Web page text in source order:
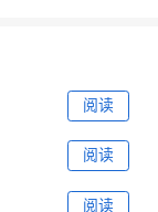
阅读
阅读
阅读